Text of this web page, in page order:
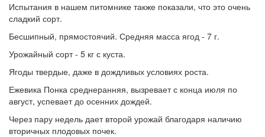
Испытания в нашем питомнике также показали, что это очень
сладкий сорт.
Бесшипный, прямостоячий. Средняя масса ягод - 7 г.
Урожайный сорт - 5 кг с куста.
Ягоды твердые, даже в дождливых условиях роста.
Ежевика Понка среднеранняя, вызревает с конца июля по
август, успевает до осенних дождей.
Через пару недель дает второй урожай благодаря наличию
вторичных плодовых почек.